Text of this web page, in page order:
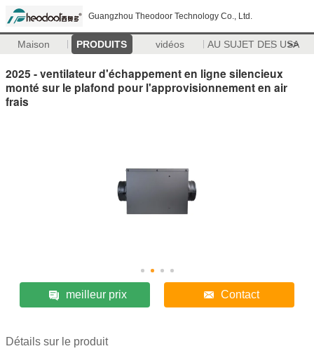
Guangzhou Theodoor Technology Co., Ltd.
Maison PRODUITS vidéos AU SUJET DES USA
>>
2025 - ventilateur d'échappement en ligne silencieux
monté sur le plafond pour l'approvisionnement en air
frais
meilleur prix Contact
Détails sur le produit